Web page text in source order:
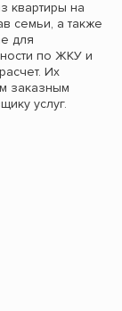
квартиры на
семьи, а также
для
по ЖКУ и
Их
заказным
услуг.